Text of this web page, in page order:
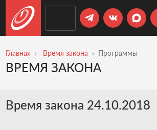
Главная Время закона Программы
ВРЕМЯ ЗАКОНА
Время закона 24.10.2018